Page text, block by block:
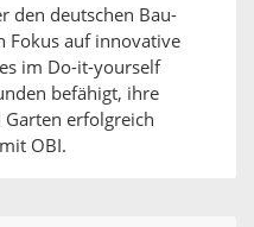
den deutschen Bau-
Fokus auf innovative
im Do-it-yourself
befähigt, ihre
erfolgreich
OBI.